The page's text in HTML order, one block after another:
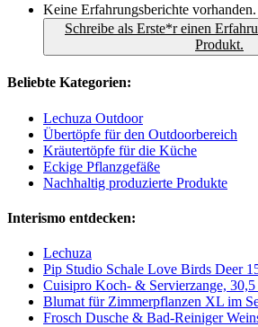
Keine Erfahrungsberichte vorhanden.
Schreibe als Erste*r einen
Produkt.
Beliebte Kategorien:
Lechuza Outdoor
Übertöpfe für den Outdoorbereich
Kräutertöpfe für die Küche
Eckige Pflanzgefäße
Nachhaltig produzierte Produkte
Interismo entdecken:
Lechuza
Pip Studio Schale Love Birds Deer
Cuisipro Koch- & Servierzange, 30,5
Blumat für Zimmerpflanzen XL im
Frosch Dusche & Bad-Reiniger